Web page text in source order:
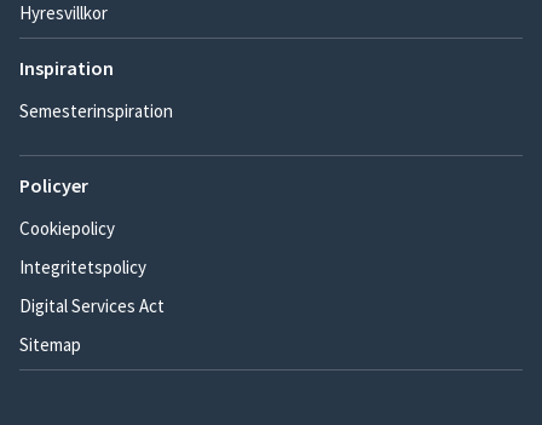
Hyresvillkor
Inspiration
Semesterinspiration
Policyer
Cookiepolicy
Integritetspolicy
Digital Services Act
Sitemap